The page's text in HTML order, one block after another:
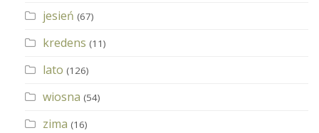
jesień (67)
kredens (11)
lato (126)
wiosna (54)
zima (16)